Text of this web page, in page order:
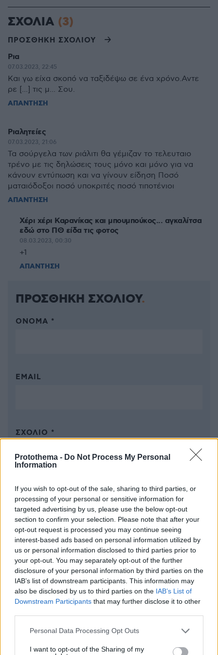
Protothema - Do Not Process My Personal
Information
If you wish to opt-out of the sale, sharing to third parties, or
processing of your personal or sensitive information for
targeted advertising by us, please use the below opt-out
section to confirm your selection. Please note that after your
opt-out request is processed you may continue seeing
interest-based ads based on personal information utilized by
us or personal information disclosed to third parties prior to
your opt-out. You may separately opt-out of the further
disclosure of your personal information by third parties on the
IAB’s list of downstream participants. This information may
also be disclosed by us to third parties on the IAB’s List of
Downstream Participants that may further disclose it to other
Please note that this website/app uses one or more Google
not limited to your visit or usage behaviour. You may click to
Personal Data Processing Opt Outs
I want to opt-out of the Sharing of my
ΣΧΟΛΙΑ (3)
ΠΡΟΣΘΗΚΗ ΣΧΟΛΙΟΥ
Ρια
07.03.2023, 22:45
Και γω είχα σκοπό να ταξιδέψω σε ένα χρόνο.Αντε
ρε [...] τις μ... Σου.
ΑΠΑΝΤΗΣΗ
Ριαλητείες
07.03.2023, 21:06
Τα σούργελα των ριάλιτι θα γέμιζαν το τελευταιο
τρένο με τις δηλώσεις τους μόνο και μόνο για να
κάνουν εντύπωση και να γίνουν είδηση Ποσό
ματαιόδοξοι ποσό υποκριτές ποσό τιποτένιοι
ΑΠΑΝΤΗΣΗ
Χέρι χέρι Καραvίκας και μπoυμπoύκoς... αγκαλίτσα
εδώ στο ΠΘ είδα τις φοτoς
08.03.2023, 00:30
+1
ΑΠΑΝΤΗΣΗ
ΠΡΟΣΘΗΚΗ ΣΧΟΛΙΟΥ
ΌΝΟΜΑ *
EMAIL
ΣΧΌΛΙΟ *
2500χαρακτήρες
ΡΟΗ ΕΙΔΗΣΕΩΝ